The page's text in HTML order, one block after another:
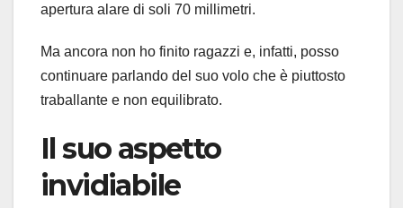
apertura alare di soli 70 millimetri.
Ma ancora non ho finito ragazzi e, infatti, posso
continuare parlando del suo volo che è piuttosto
traballante e non equilibrato.
Il suo aspetto
invidiabile